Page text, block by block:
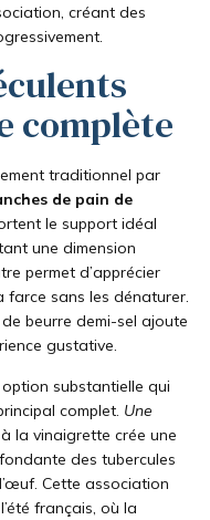
créant des
complète
traditionnel par
de pain de
le support idéal
une dimension
permet d’apprécier
farce sans les dénaturer.
beurre demi-sel ajoute
gustative.
substantielle qui
complet. Une
à la vinaigrette crée une
des tubercules
Cette association
français, où la